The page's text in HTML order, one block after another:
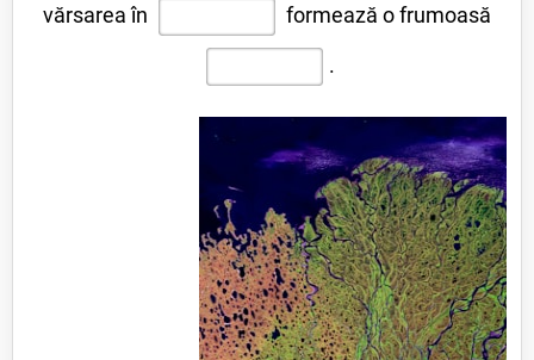
vărsarea în
formează o frumoasă
.